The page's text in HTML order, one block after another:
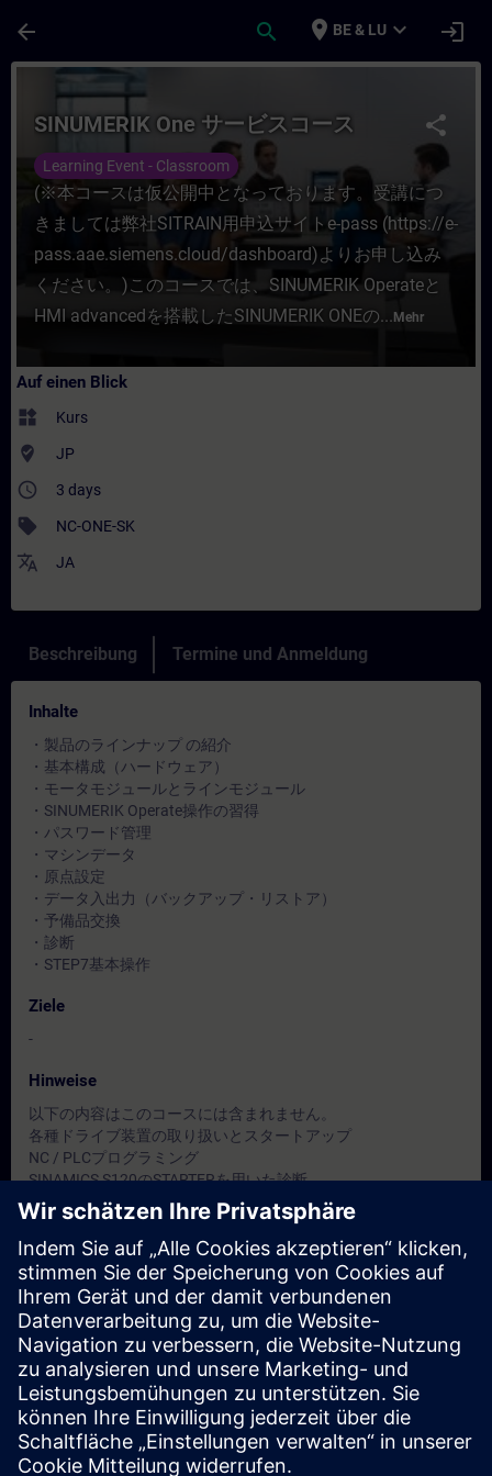
arrow_back search place BE & LU expand_more login
Kurs - SINUMERIK One サービスコース
share
SINUMERIK One サービスコース
Learning Event - Classroom
(※本コースは仮公開中となっております。受講につ
きましては弊社SITRAIN用申込サイトe-pass (https://e-
pass.aae.siemens.cloud/dashboard)よりお申し込み
ください。)このコースでは、SINUMERIK Operateと
HMI advancedを搭載したSINUMERIK ONEの... Mehr
Auf einen Blick
widgets Kurs
where_to_vote JP
access_time 3 days
sell NC-ONE-SK
translate JA
Beschreibung Termine und Anmeldung
Inhalte
・製品のラインナップ の紹介
・基本構成（ハードウェア）
・モータモジュールとラインモジュール
・SINUMERIK Operate操作の習得
・パスワード管理
・マシンデータ
・原点設定
・データ入出力（バックアップ・リストア）
・予備品交換
・診断
・STEP7基本操作
Ziele
-
Hinweise
以下の内容はこのコースには含まれません。
各種ドライブ装置の取り扱いとスタートアップ
NC / PLCプログラミング
SINAMICS S120のSTARTERを用いた診断
Zielgruppe
保全担当者
Termine und Anmeldung
Derzeit sind keine Termine verfügbar
Setzen Sie sich auf die Interessentenliste und erhalten Sie eine
Benachrichtigung sobald neue Termine verfügbar sind.
Benachrichtigungsservice aktivieren